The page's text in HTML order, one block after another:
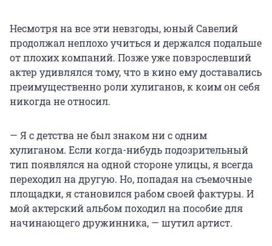
Несмотря на все эти невзгоды, юный Савелий
продолжал неплохо учиться и держался подальше
от плохих компаний. Позже уже повзрослевший
актер удивлялся тому, что в кино ему доставались
преимущественно роли хулиганов, к коим он себя
никогда не относил.
— Я с детства не был знаком ни с одним
хулиганом. Если когда-нибудь подозрительный
тип появлялся на одной стороне улицы, я всегда
переходил на другую. Но, попадая на съемочные
площадки, я становился рабом своей фактуры. И
мой актерский альбом походил на пособие для
начинающего дружинника, — шутил артист.